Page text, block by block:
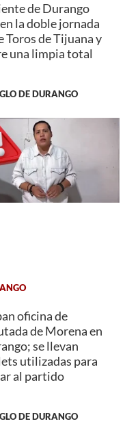
de Durango
la doble jornada
Toros de Tijuana y
una limpia total
DE DURANGO
oficina de
de Morena en
se llevan
utilizadas para
al partido
DE DURANGO